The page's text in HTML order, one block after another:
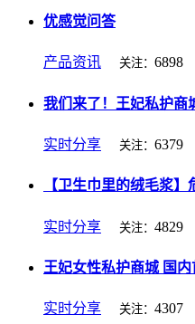
优感觉问答
产品资讯 关注： 6898
我们来了！王妃私护商
实时分享 关注： 6379
【卫生巾里的绒毛浆
实时分享 关注： 4829
王妃女性私护商城 国
实时分享 关注： 4307